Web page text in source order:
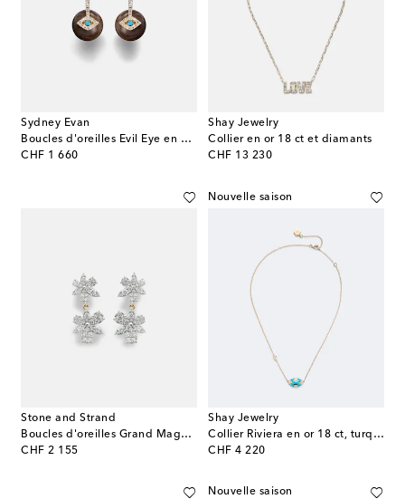
Sydney Evan
Boucles d'oreilles Evil Eye en or 14 ct, diamants et turquoise
CHF 1 660
original price
Shay Jewelry
Collier en or 18 ct et diamants
CHF 13 230
original price
Stone and Strand
Boucles d'oreilles Grand Magnolia en or 14 ct et diamants
CHF 2 155
original price
Nouvelle saison
Shay Jewelry
Collier Riviera en or 18 ct, turquoise et diamants
CHF 4 220
original price
Nouvelle saison